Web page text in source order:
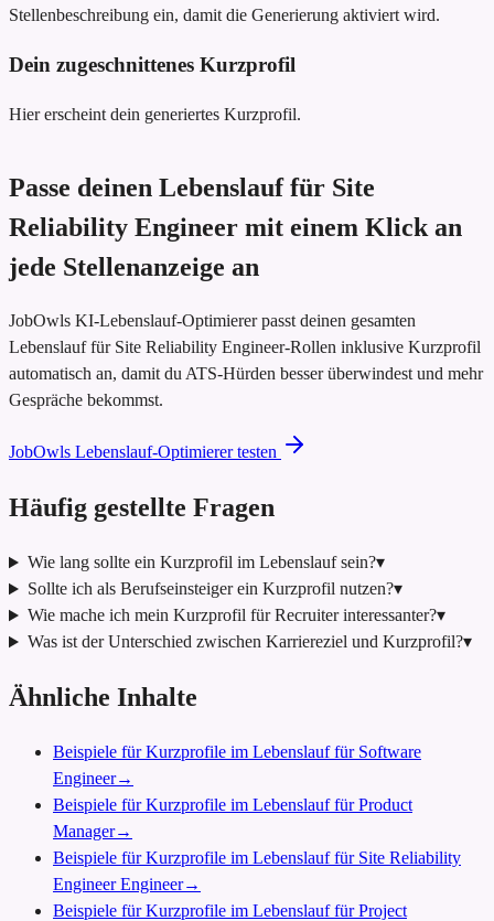
Stellenbeschreibung ein, damit die Generierung aktiviert wird.
Dein zugeschnittenes Kurzprofil
Hier erscheint dein generiertes Kurzprofil.
Passe deinen Lebenslauf für Site
Reliability Engineer mit einem Klick an
jede Stellenanzeige an
JobOwls KI-Lebenslauf-Optimierer passt deinen gesamten
Lebenslauf für Site Reliability Engineer-Rollen inklusive Kurzprofil
automatisch an, damit du ATS-Hürden besser überwindest und mehr
Gespräche bekommst.
JobOwls Lebenslauf-Optimierer testen
Häufig gestellte Fragen
Wie lang sollte ein Kurzprofil im Lebenslauf sein?▾
Sollte ich als Berufseinsteiger ein Kurzprofil nutzen?▾
Wie mache ich mein Kurzprofil für Recruiter interessanter?▾
Was ist der Unterschied zwischen Karriereziel und Kurzprofil?▾
Ähnliche Inhalte
Beispiele für Kurzprofile im Lebenslauf für Software
Engineer→
Beispiele für Kurzprofile im Lebenslauf für Product
Manager→
Beispiele für Kurzprofile im Lebenslauf für Site Reliability
Engineer Engineer→
Beispiele für Kurzprofile im Lebenslauf für Project